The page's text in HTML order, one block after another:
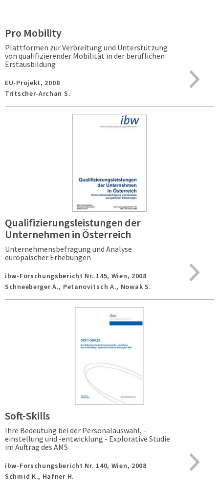
Pro Mobility
Plattformen zur Verbreitung und Unterstützung
von qualifizierender Mobilität in der beruflichen
Erstausbildung
EU-Projekt, 2008
Tritscher-Archan S.
Qualifizierungsleistungen der
Unternehmen in Österreich
Unternehmensbefragung und Analyse
europäischer Erhebungen
ibw-Forschungsbericht Nr. 145, Wien, 2008
Schneeberger A., Petanovitsch A., Nowak S.
Soft-Skills
Ihre Bedeutung bei der Personalauswahl, -
einstellung und -entwicklung - Explorative Studie
im Auftrag des AMS
ibw-Forschungsbericht Nr. 140, Wien, 2008
Schmid K., Hafner H.